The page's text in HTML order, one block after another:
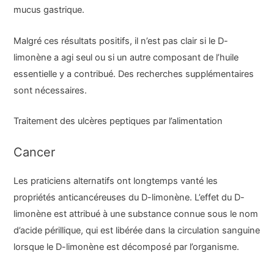
mucus gastrique.
Malgré ces résultats positifs, il n’est pas clair si le D-
limonène a agi seul ou si un autre composant de l’huile
essentielle y a contribué. Des recherches supplémentaires
sont nécessaires.
Traitement des ulcères peptiques par l’alimentation
Cancer
Les praticiens alternatifs ont longtemps vanté les
propriétés anticancéreuses du D-limonène. L’effet du D-
limonène est attribué à une substance connue sous le nom
d’acide périllique, qui est libérée dans la circulation sanguine
lorsque le D-limonène est décomposé par l’organisme.